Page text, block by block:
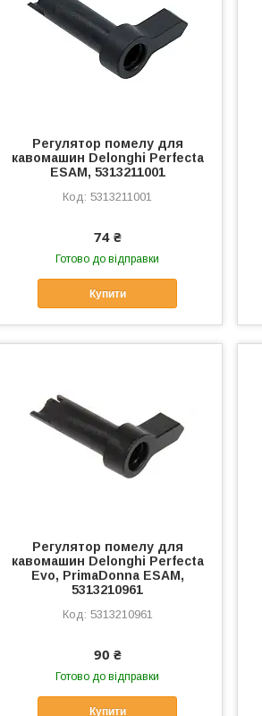
Регулятор помелу для
кавомашин Delonghi Perfecta
ESAM, 5313211001
5313211001
74 ₴
Готово до відправки
Купити
Регулятор помелу для
кавомашин Delonghi Perfecta
Evo, PrimaDonna ESAM,
5313210961
5313210961
90 ₴
Готово до відправки
Купити